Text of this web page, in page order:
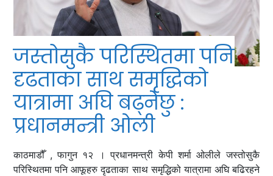
जस्तोसुकै परिस्थितमा पनि
दृढताका साथ समृद्धिको
यात्रामा अघि बढ्नेछु :
प्रधानमन्त्री ओली
काठमाडौँ , फागुन १२ । प्रधानमन्त्री केपी शर्मा ओलीले जस्तोसुकै
परिस्थितमा पनि आफूहरु दृढताका साथ समृद्धिको यात्रामा अघि बढिरहने